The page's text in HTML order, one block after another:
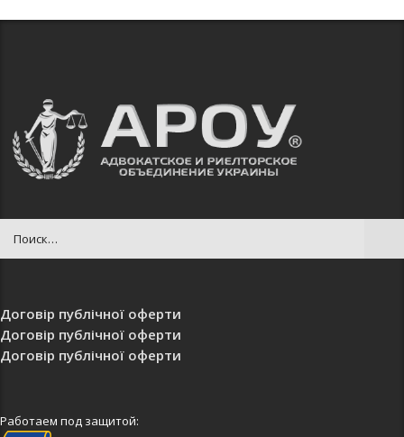
Договір публічної оферти
Договір публічної оферти
Договір публічної оферти
Работаем под защитой: